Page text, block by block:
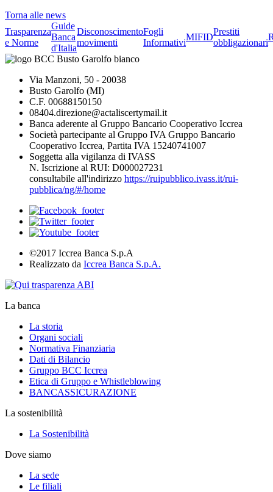
Torna alle news
Trasparenza
e Norme
Guide
Banca
d'Italia
Disconoscimento
movimenti
Fogli
Informativi
MIFID
Prestiti
obbligazionari
Via Manzoni, 50 - 20038
Busto Garolfo (MI)
C.F. 00688150150
08404.direzione@actaliscertymail.it
Banca aderente al Gruppo Bancario Cooperativo Iccrea
Società partecipante al Gruppo IVA Gruppo Bancario
Cooperativo Iccrea, Partita IVA 15240741007
Soggetta alla vigilanza di IVASS
N. Iscrizione al RUI: D000027231
consultabile all'indirizzo https://ruipubblico.ivass.it/rui-
pubblica/ng/#/home
©2017 Iccrea Banca S.p.A
Realizzato da Iccrea Banca S.p.A.
La banca
La storia
Organi sociali
Normativa Finanziaria
Dati di Bilancio
Gruppo BCC Iccrea
Etica di Gruppo e Whistleblowing
BANCASSICURAZIONE
La sostenibilità
La Sostenibilità
Dove siamo
La sede
Le filiali